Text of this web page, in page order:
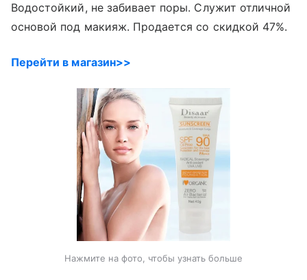
Водостойкий, не забивает поры. Служит отличной
основой под макияж. Продается со скидкой 47%.
Перейти в магазин>>
Нажмите на фото, чтобы узнать больше